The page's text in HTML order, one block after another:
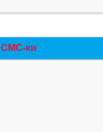
СМС-ки